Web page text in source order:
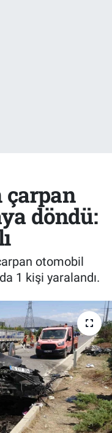
çarpan
döndü:
otomobil
1 kişi yaralandı.